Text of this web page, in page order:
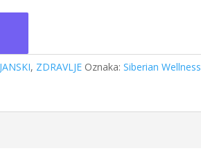
, ZDRAVLJE Oznaka:Siberian Wellness